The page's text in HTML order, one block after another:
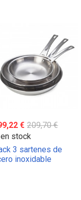
€ 209,70 €
en stock
3 sartenes de
inoxidable